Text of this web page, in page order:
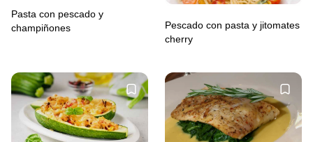
Pasta con pescado y
champiñones
Pescado con pasta y jitomates
cherry